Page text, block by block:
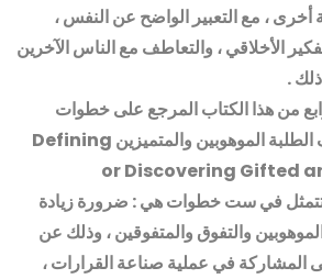
أخرى ، مع التعبير الواضح عن النفس ،
الأخلاقي ، والتعاطف مع الناس الآخرين
.
من هذا الكتاب المرجع على خطوات
الموهوبين والمتميزين Defining
or Discovering Gifted
في ست خطوات هي : ضرورة زيادة
والتفوق والمتفوقين ، وذلك عن
في عملية صناعة القرارات ،